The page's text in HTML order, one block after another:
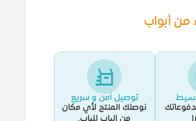
من أبواب
توصيل اَمن و سريع
نوصلك المنتج لأي مكان
من الباب للباب.